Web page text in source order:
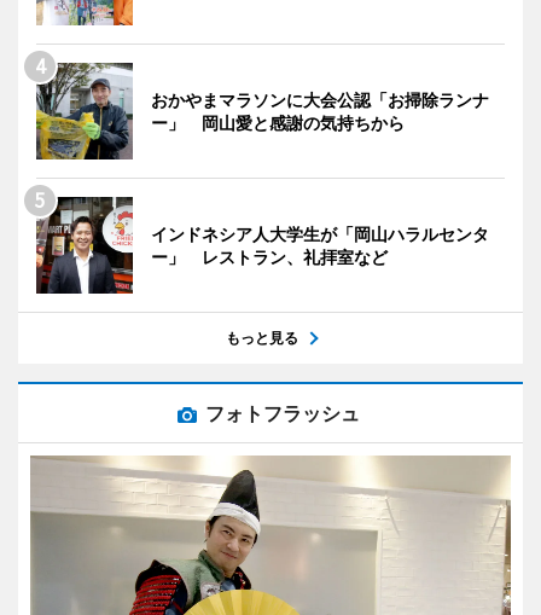
おかやまマラソンに大会公認「お掃除ランナ
ー」 岡山愛と感謝の気持ちから
インドネシア人大学生が「岡山ハラルセンタ
ー」 レストラン、礼拝室など
もっと見る
フォトフラッシュ